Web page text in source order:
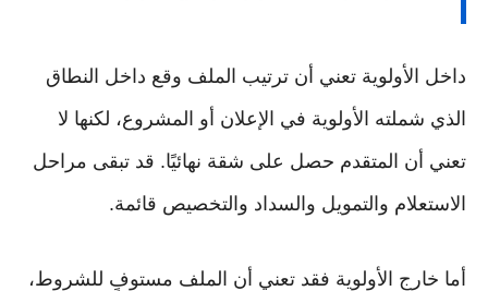
داخل الأولوية تعني أن ترتيب الملف وقع داخل النطاق
الذي شملته الأولوية في الإعلان أو المشروع، لكنها لا
تعني أن المتقدم حصل على شقة نهائيًا. قد تبقى مراحل
الاستعلام والتمويل والسداد والتخصيص قائمة.
أما خارج الأولوية فقد تعني أن الملف مستوفٍ للشروط،